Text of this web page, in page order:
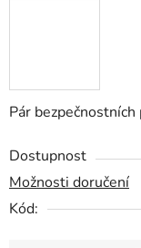
Pár
Dostupnost
Možnosti doručení
Kód: